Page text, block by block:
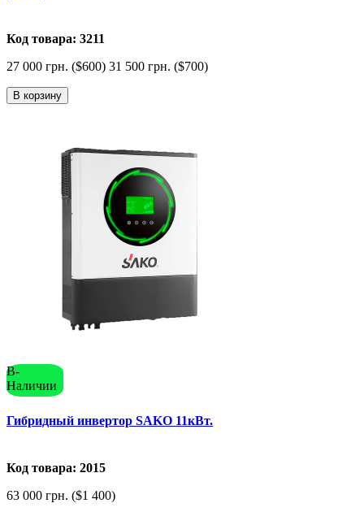
Код товара: 3211
27 000 грн. ($600) 31 500 грн. ($700)
В корзину
В-
Наличии
Гибридный инвертор SAKO 11кВт.
Код товара: 2015
63 000 грн. ($1 400)